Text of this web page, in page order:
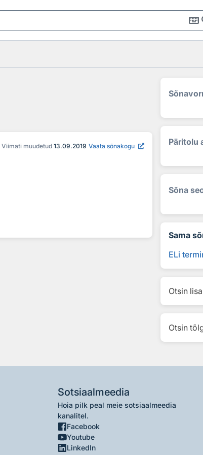
keyboard
Viimati muudetud 13.09.2019 Vaata sõnakogu Päritolu
Sõna
Sama
ELi
Otsin
Otsin
Sotsiaalmeedia
Hoia pilk peal meie sotsiaalmeedia
kanalitel.
Facebook
Youtube
LinkedIn